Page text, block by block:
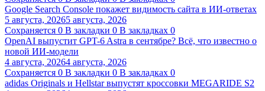
Google Search Console покажет видимость сайта в ИИ-ответах
5 августа, 20265 августа, 2026
Сохраняется 0 В закладки 0 В закладках 0
OpenAI выпустит GPT-6 Astra в сентябре? Всё, что известно о
новой ИИ-модели
4 августа, 20264 августа, 2026
Сохраняется 0 В закладки 0 В закладках 0
adidas Originals и Hellstar выпустят кроссовки MEGARIDE S2